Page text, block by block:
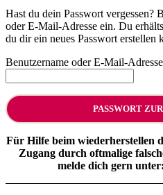
Hast du dein Passwort vergessen?
oder E-Mail-Adresse ein. Du
du dir ein neues Passwort erstellen
Benutzername oder E-Mail-Adresse
PASSWORT
Für Hilfe beim wiederherstellen
Zugang durch oftmalige
melde dich gern unter: